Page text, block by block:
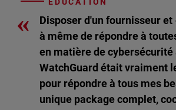
«
Disposer d'un fournisseur
à même de répondre à
en matière de cybersécurité
WatchGuard était vraiment
pour répondre à tous mes
unique package complet,